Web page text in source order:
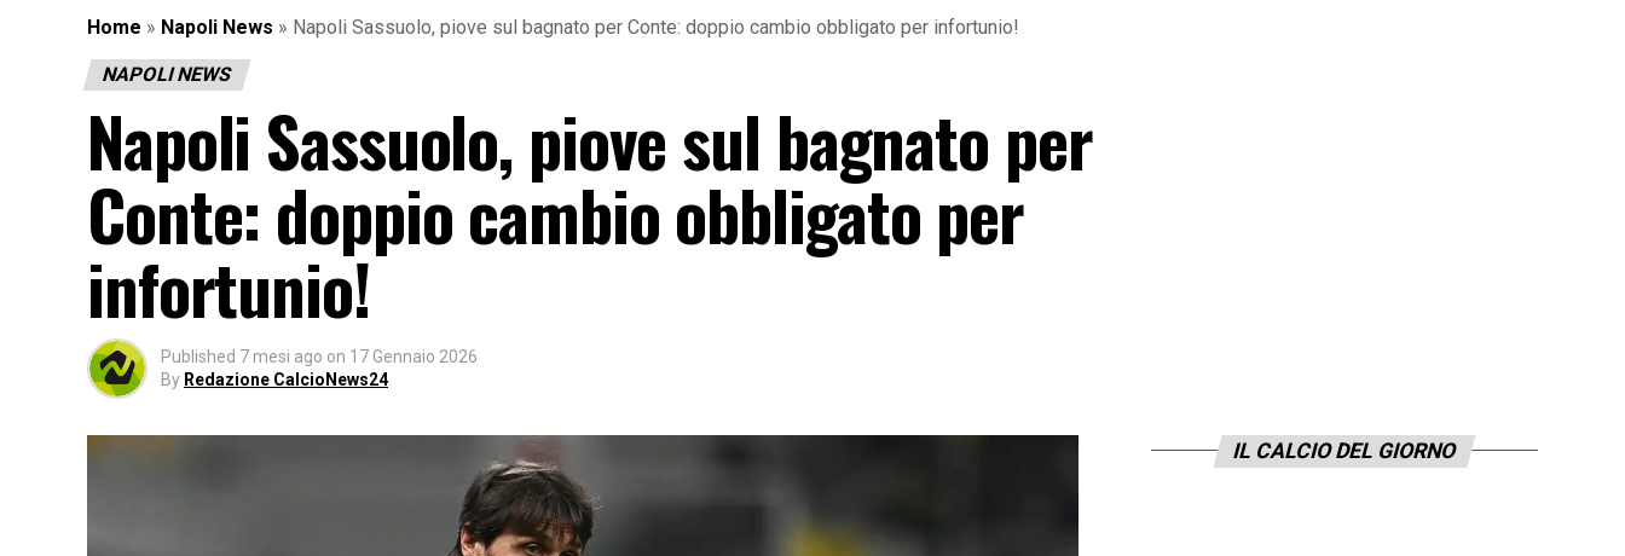
Home » Napoli News » Napoli Sassuolo, piove sul bagnato per Conte: doppio cambio obbligato per infortunio!
NAPOLI NEWS
Napoli Sassuolo, piove sul bagnato per
Conte: doppio cambio obbligato per
infortunio!
Published 7 mesi ago on 17 Gennaio 2026
By Redazione CalcioNews24
IL CALCIO DEL GIORNO